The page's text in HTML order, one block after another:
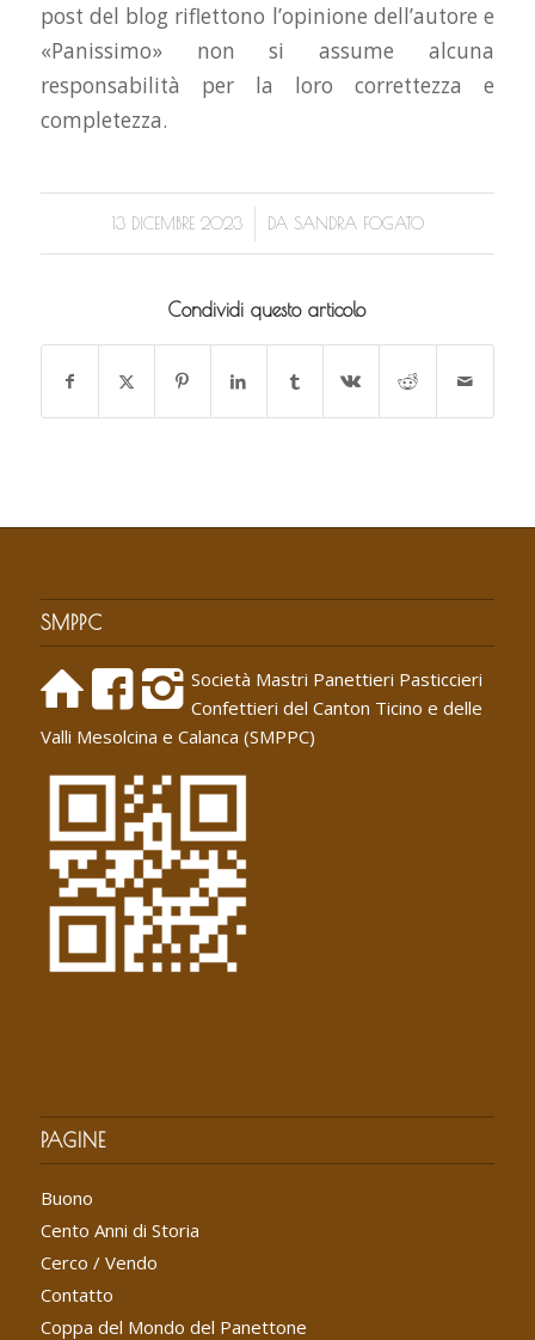
post del blog riflettono l’opinione dell’autore e
«Panissimo» non si assume alcuna
responsabilità per la loro correttezza e
completezza.
13 DICEMBRE 2023
/ DA SANDRA FOGATO
Condividi questo articolo
SMPPC
Società Mastri Panettieri Pasticcieri
Confettieri del Canton Ticino e delle
Valli Mesolcina e Calanca (SMPPC)
PAGINE
Buono
Cento Anni di Storia
Cerco / Vendo
Contatto
Coppa del Mondo del Panettone